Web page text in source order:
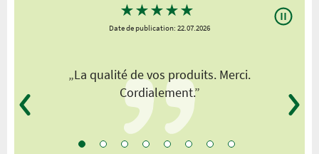
★★★★★
Date de publication: 22.07.2026
„La qualité de vos produits. Merci.
Cordialement.”